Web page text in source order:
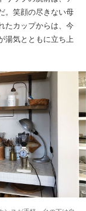
。笑顔の尽きない母
たカップからは、今
湯気とともに立ち上